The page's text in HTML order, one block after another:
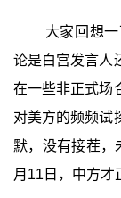
大家回想
论是白宫发言人
在一些非正式场
对美方的频频试
默，没有接茬，
月11日，中方才